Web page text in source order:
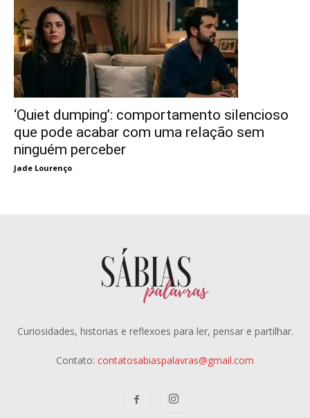
‘Quiet dumping’: comportamento silencioso
que pode acabar com uma relação sem
ninguém perceber
Jade Lourenço
Curiosidades, historias e reflexoes para ler, pensar e partilhar.
Contato: contatosabiaspalavras@gmail.com